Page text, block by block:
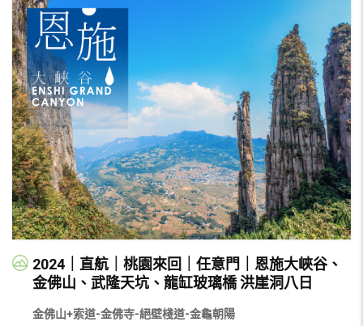
2024｜直航｜桃園來回｜任意門｜恩施大峽谷、
金佛山、武隆天坑、龍缸玻璃橋 洪崖洞八日
金佛山+索道-金佛寺-絕壁棧道-金龜朝陽